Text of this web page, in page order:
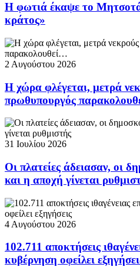
Η φωτιά έκαψε το
κράτος»
2 Αυγούστου 2026
Η χώρα φλέγεται, μετρά
πρωθυπουργός
31 Ιουλίου 2026
Οι πλατείες άδειασαν, οι
και η αποχή γίνεται
4 Αυγούστου 2026
102.711 αποκτήσεις
κυβέρνηση οφείλει